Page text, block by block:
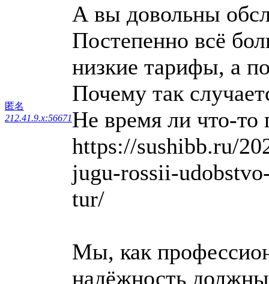
匿名
212.41.9.x:56671
А вы довольны
Постепенно всё
низкие тарифы, а
Почему так
Не время ли что-
https://sushibb.ru/
jugu-rossii-
tur/
Мы, как
надёжность